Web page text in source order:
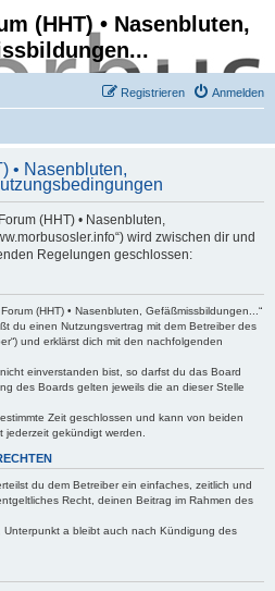
(HHT) • Nasenbluten,
Anmelden
Registrieren
• Nasenbluten,
(HHT) • Nasenbluten,
wird zwischen dir und
Regelungen geschlossen:
(HHT) • Nasenbluten, Gefäßmissbildungen...“
du einen Nutzungsvertrag mit dem Betreiber des
und erklärst dich mit den nachfolgenden
einverstanden bist, so darfst du das Board
des Boards gelten jeweils die an dieser Stelle
Zeit geschlossen und kann von beiden
gekündigt werden.
du dem Betreiber ein einfaches, zeitlich und
Recht, deinen Beitrag im Rahmen des
a bleibt auch nach Kündigung des